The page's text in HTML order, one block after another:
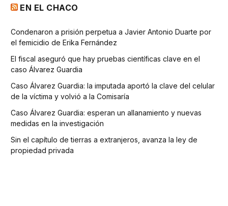
EN EL CHACO
Condenaron a prisión perpetua a Javier Antonio Duarte por
el femicidio de Erika Fernández
El fiscal aseguró que hay pruebas científicas clave en el
caso Álvarez Guardia
Caso Álvarez Guardia: la imputada aportó la clave del celular
de la víctima y volvió a la Comisaría
Caso Álvarez Guardia: esperan un allanamiento y nuevas
medidas en la investigación
Sin el capítulo de tierras a extranjeros, avanza la ley de
propiedad privada